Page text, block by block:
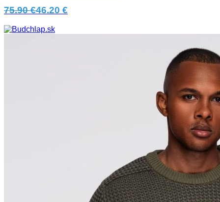
75.90 €46.20 €